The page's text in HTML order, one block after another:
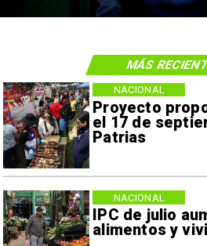
Proyecto
el 17 de
Patrias
NACIONAL
IPC de julio
alimentos y
NACIONAL
MÁS